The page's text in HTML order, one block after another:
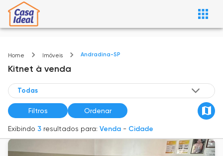
Home Imóveis Andradina-SP
Kitnet à venda
Filtros Ordenar
Exibindo 3 resultados para: Venda - Cidade